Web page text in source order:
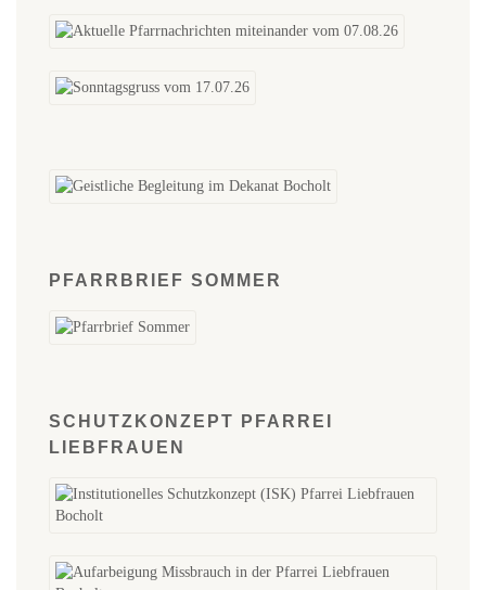
PFARRBRIEF SOMMER
SCHUTZKONZEPT PFARREI
LIEBFRAUEN